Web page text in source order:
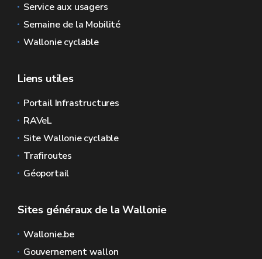
Service aux usagers
Semaine de la Mobilité
Wallonie cyclable
Liens utiles
Portail Infrastructures
RAVeL
Site Wallonie cyclable
Trafiroutes
Géoportail
Sites généraux de la Wallonie
Wallonie.be
Gouvernement wallon